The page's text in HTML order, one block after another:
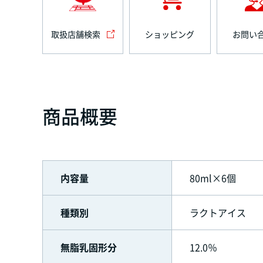
取扱店舗検索 ショッピング お問い
商品概要
内容量 80ml×6個
種類別 ラクトアイス
無脂乳固形分 12.0％